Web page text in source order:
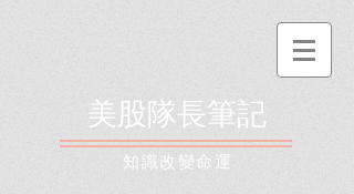
美股隊長筆記
​知識改變命運